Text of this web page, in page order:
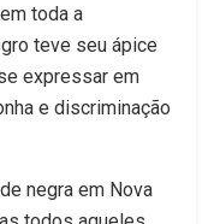
toda a
teve seu ápice
expressar em
e discriminação
negra em Nova